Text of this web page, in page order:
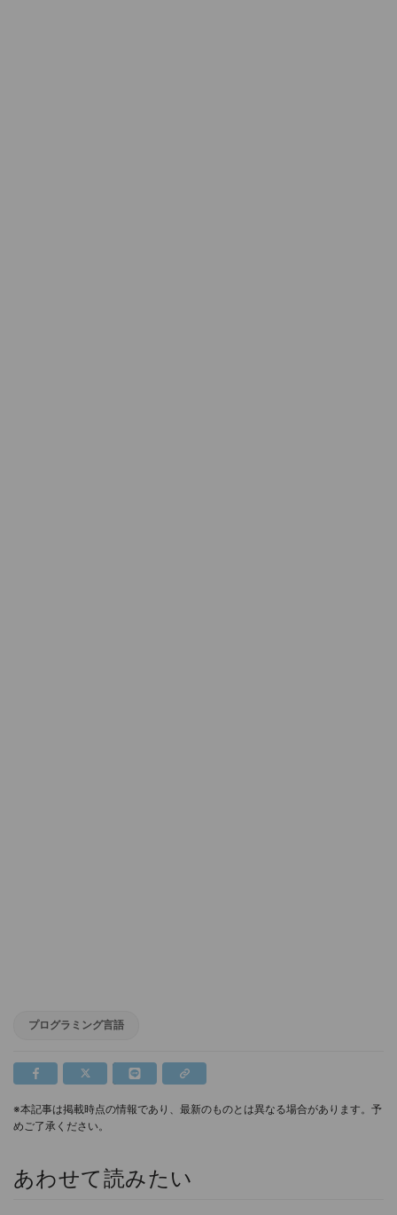
プログラミング言語
※本記事は掲載時点の情報であり、最新のものとは異なる場合があります。予
めご了承ください。
あわせて読みたい